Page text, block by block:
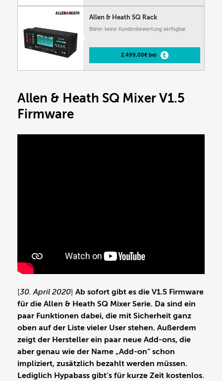
Allen & Heath SQ Rack
Bisher keine Kundenbewertung verfügbar
2.499,00€ bei
Allen & Heath SQ Mixer V1.5
Firmware
[30. April 2020] Ab sofort gibt es die V1.5 Firmware
für die Allen & Heath SQ Mixer Serie. Da sind ein
paar Funktionen dabei, die mit Sicherheit ganz
oben auf der Liste vieler User stehen. Außerdem
zeigt der Hersteller ein paar neue Add-ons, die
aber genau wie der Name „Add-on“ schon
impliziert, zusätzlich bezahlt werden müssen.
Lediglich Hypabass gibt’s für kurze Zeit kostenlos.